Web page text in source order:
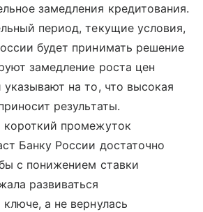
замедления кредитования.
период, текущие условия,
будет принимать решение
замедление роста цен
указывают на то, что высокая
результаты.
промежуток
Банку России достаточно
с понижением ставки
развиваться
а не вернулась